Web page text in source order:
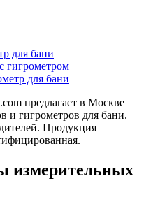
для бани
гигрометром
для бани
предлагает в Москве
и гигрометров для бани.
Продукция
измерительных